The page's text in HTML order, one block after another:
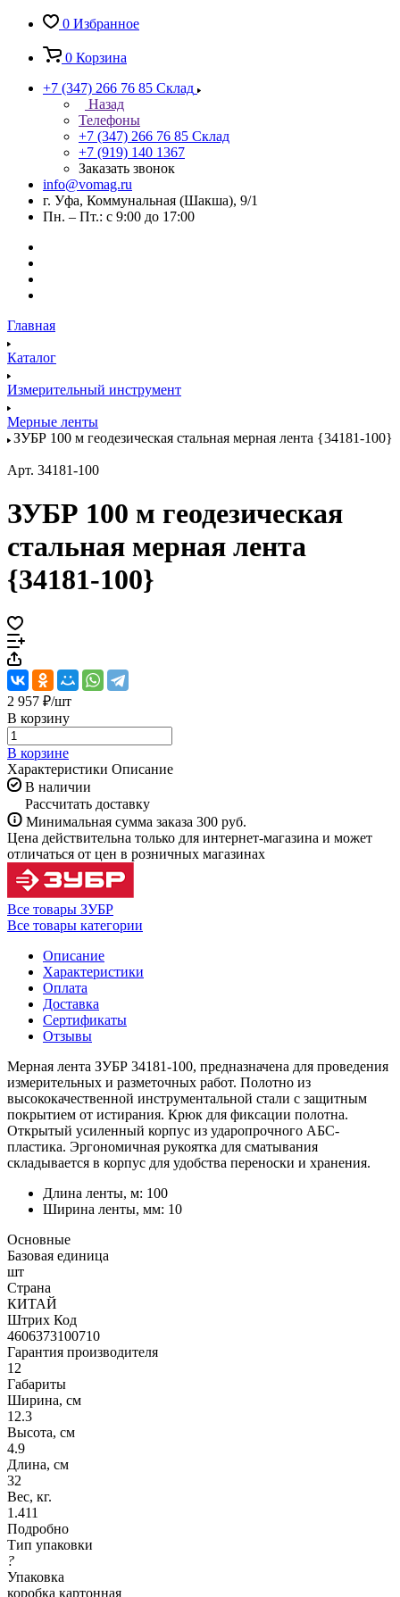
0 Избранное
0 Корзина
+7 (347) 266 76 85 Склад
Назад
Телефоны
+7 (347) 266 76 85 Склад
+7 (919) 140 1367
Заказать звонок
info@vomag.ru
г. Уфа, Коммунальная (Шакша), 9/1
Пн. – Пт.: с 9:00 до 17:00
Главная
Каталог
Измерительный инструмент
Мерные ленты
ЗУБР 100 м геодезическая стальная мерная лента {34181-100}
Арт. 34181-100
ЗУБР 100 м геодезическая
стальная мерная лента
{34181-100}
2 957 ₽/шт
В корзину
В корзине
Характеристики Описание
В наличии
Рассчитать доставку
Минимальная сумма заказа 300 руб.
Цена действительна только для интернет-магазина и может
отличаться от цен в розничных магазинах
Все товары ЗУБР
Все товары категории
Описание
Характеристики
Оплата
Доставка
Сертификаты
Отзывы
Мерная лента ЗУБР 34181-100, предназначена для проведения
измерительных и разметочных работ. Полотно из
высококачественной инструментальной стали с защитным
покрытием от истирания. Крюк для фиксации полотна.
Открытый усиленный корпус из ударопрочного АБС-
пластика. Эргономичная рукоятка для сматывания
складывается в корпус для удобства переноски и хранения.
Длина ленты, м: 100
Ширина ленты, мм: 10
Основные
Базовая единица
шт
Страна
КИТАЙ
Штрих Код
4606373100710
Гарантия производителя
12
Габариты
Ширина, см
12.3
Высота, см
4.9
Длина, см
32
Вес, кг.
1.411
Подробно
Тип упаковки
?
Упаковка
коробка картонная